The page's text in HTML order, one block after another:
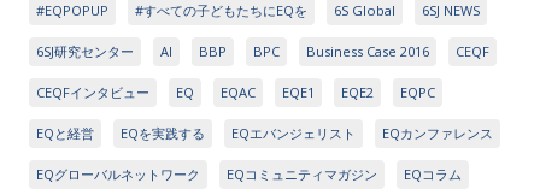
#EQPOPUP #すべての子どもたちにEQを 6S Global 6SJ NEWS
6SJ研究センター AI BBP BPC Business Case 2016 CEQF
CEQFインタビュー EQ EQAC EQE1 EQE2 EQPC
EQと経営 EQを実践する EQエバンジェリスト EQカンファレンス
EQグローバルネットワーク EQコミュニティマガジン EQコラム